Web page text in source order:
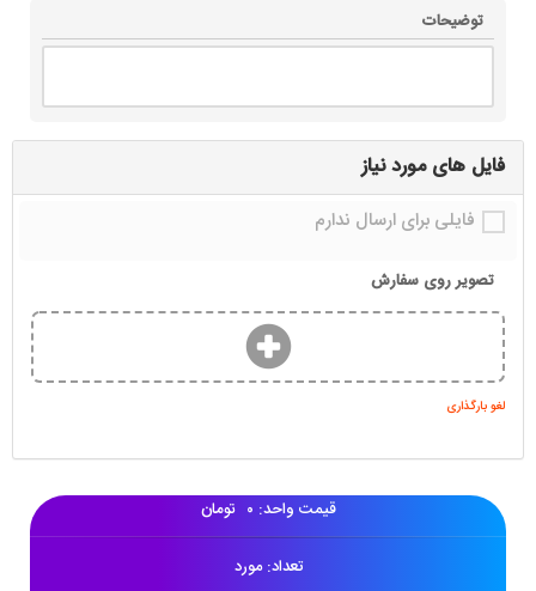
توضیحات
فایل های مورد نیاز
فایلی برای ارسال ندارم
تصویر روی سفارش
لغو بارگذاری
قیمت واحد: تومان ۰
تعداد:مورد